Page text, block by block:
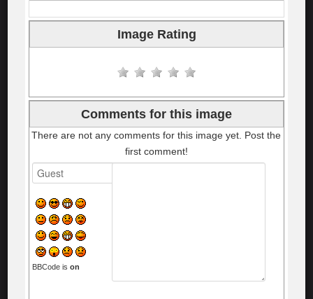
Image Rating
Comments for this image
There are not any comments for this image yet. Post the
first comment!
BBCode ison